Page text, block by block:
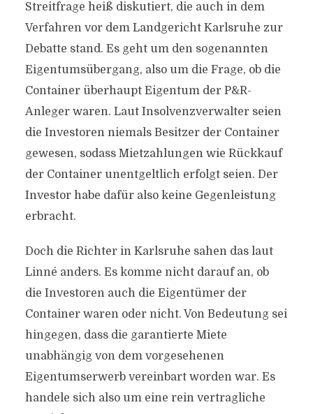
Streitfrage heiß diskutiert, die auch in dem
Verfahren vor dem Landgericht Karlsruhe zur
Debatte stand. Es geht um den sogenannten
Eigentumsübergang, also um die Frage, ob die
Container überhaupt Eigentum der P&R-
Anleger waren. Laut Insolvenzverwalter seien
die Investoren niemals Besitzer der Container
gewesen, sodass Mietzahlungen wie Rückkauf
der Container unentgeltlich erfolgt seien. Der
Investor habe dafür also keine Gegenleistung
erbracht.
Doch die Richter in Karlsruhe sahen das laut
Linné anders. Es komme nicht darauf an, ob
die Investoren auch die Eigentümer der
Container waren oder nicht. Von Bedeutung sei
hingegen, dass die garantierte Miete
unabhängig von dem vorgesehenen
Eigentumserwerb vereinbart worden war. Es
handele sich also um eine rein vertragliche